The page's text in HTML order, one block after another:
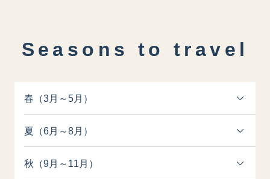
Seasons to travel
春（3月～5月）
夏（6月～8月）
秋（9月～11月）